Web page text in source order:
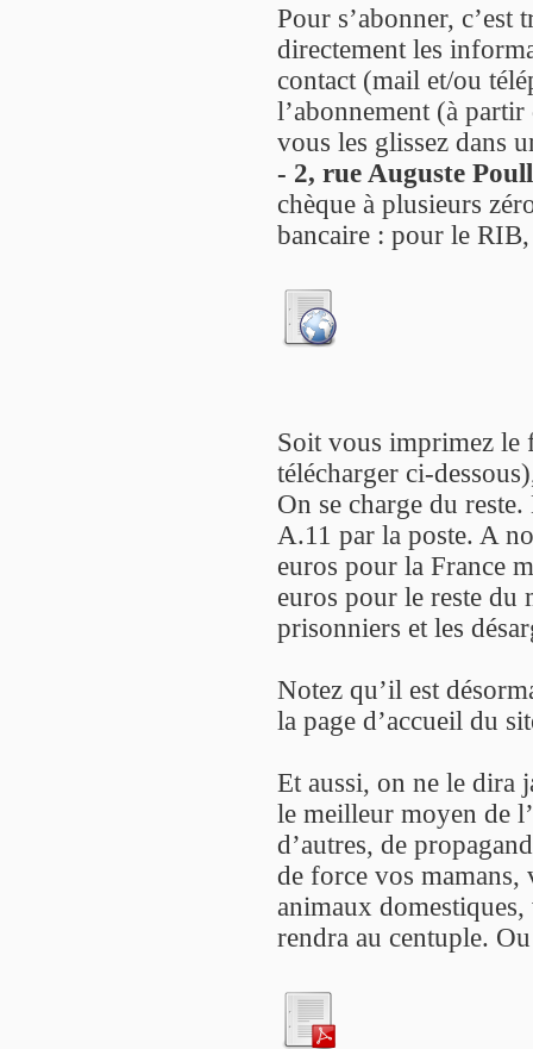
Pour s’abonner, c’est
directement les
contact (mail et/ou
l’abonnement (à
vous les glissez dans
- 2, rue Auguste
chèque à plusieurs
bancaire : pour le
Soit vous imprimez le
télécharger ci-
On se charge du
A.11 par la poste. A
euros pour la France
euros pour le reste du
prisonniers et les
Notez qu’il est
la page d’accueil du
Et aussi, on ne le dira
le meilleur moyen de
d’autres, de
de force vos mamans,
animaux
rendra au centuple.